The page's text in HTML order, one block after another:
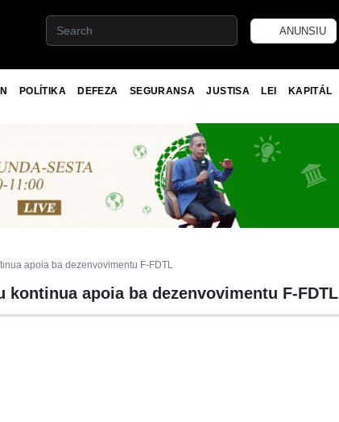
ANUNSIU
POLÍTIKA DEFEZA SEGURANSA JUSTISA LEI KAPITÁL
apoia ba dezenvovimentu F-FDTL
kontinua apoia ba dezenvovimentu F-FDTL